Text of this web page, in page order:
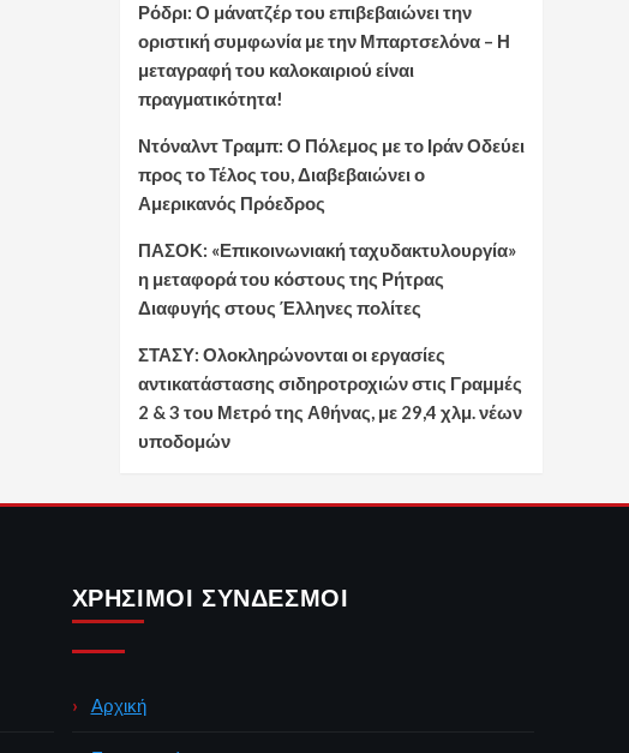
Ρόδρι: Ο μάνατζέρ του επιβεβαιώνει την
οριστική συμφωνία με την Μπαρτσελόνα – Η
μεταγραφή του καλοκαιριού είναι
πραγματικότητα!
Ντόναλντ Τραμπ: Ο Πόλεμος με το Ιράν Οδεύει
προς το Τέλος του, Διαβεβαιώνει ο
Αμερικανός Πρόεδρος
ΠΑΣΟΚ: «Επικοινωνιακή ταχυδακτυλουργία»
η μεταφορά του κόστους της Ρήτρας
Διαφυγής στους Έλληνες πολίτες
ΣΤΑΣΥ: Ολοκληρώνονται οι εργασίες
αντικατάστασης σιδηροτροχιών στις Γραμμές
2 & 3 του Μετρό της Αθήνας, με 29,4 χλμ. νέων
υποδομών
ΧΡΉΣΙΜΟΙ ΣΎΝΔΕΣΜΟΙ
Αρχική